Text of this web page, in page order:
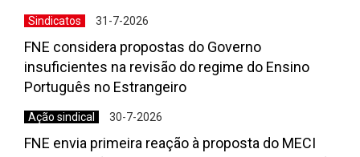
Sindicatos 31-7-2026
FNE considera propostas do Governo
insuficientes na revisão do regime do Ensino
Português no Estrangeiro
Ação sindical 30-7-2026
FNE envia primeira reação à proposta do MECI